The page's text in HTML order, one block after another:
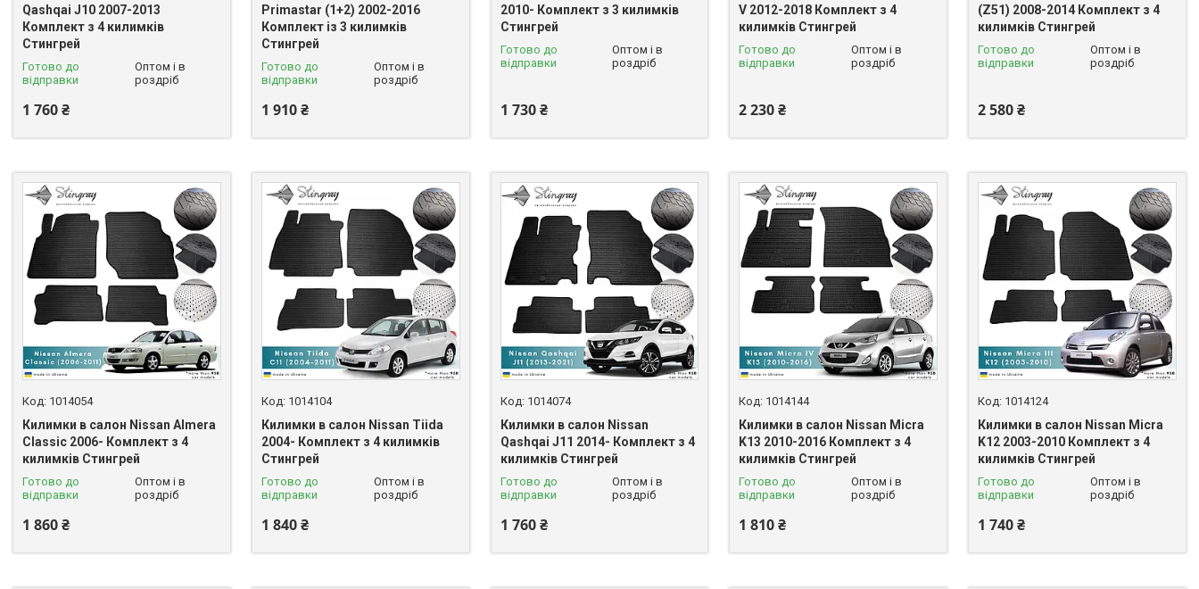
Qashqai J10 2007-2013
Комплект з 4 килимків
Стингрей
Готово до
відправки
Оптом і в
роздріб
1 760 ₴
Primastar (1+2) 2002-2016
Комплект із 3 килимків
Стингрей
Готово до
відправки
Оптом і в
роздріб
1 910 ₴
2010- Комплект з 3 килимків
Стингрей
Готово до
відправки
Оптом і в
роздріб
1 730 ₴
V 2012-2018 Комплект з 4
килимків Стингрей
Готово до
відправки
Оптом і в
роздріб
2 230 ₴
(Z51) 2008-2014 Комплект з 4
килимків Стингрей
Готово до
відправки
Оптом і в
роздріб
2 580 ₴
1014054
Килимки в салон Nissan Almera
Classic 2006- Комплект з 4
килимків Стингрей
Готово до
відправки
Оптом і в
роздріб
1 860 ₴
1014104
Килимки в салон Nissan Tiida
2004- Комплект з 4 килимків
Стингрей
Готово до
відправки
Оптом і в
роздріб
1 840 ₴
1014074
Килимки в салон Nissan
Qashqai J11 2014- Комплект з 4
килимків Стингрей
Готово до
відправки
Оптом і в
роздріб
1 760 ₴
1014144
Килимки в салон Nissan Micra
K13 2010-2016 Комплект з 4
килимків Стингрей
Готово до
відправки
Оптом і в
роздріб
1 810 ₴
1014124
Килимки в салон Nissan Micra
K12 2003-2010 Комплект з 4
килимків Стингрей
Готово до
відправки
Оптом і в
роздріб
1 740 ₴